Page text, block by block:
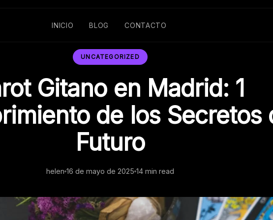
INICIO BLOG CONTACTO
UNCATEGORIZED
Gitano en Madrid: 1
de los Secretos
Futuro
helen 16 de mayo de 2025 14 min read